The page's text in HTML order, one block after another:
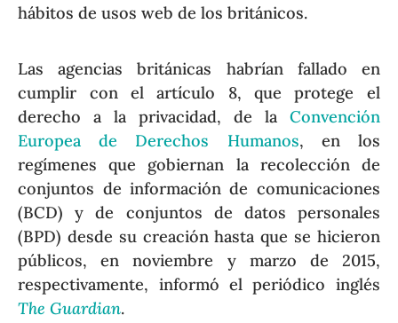
hábitos de usos web de los británicos.
Las agencias británicas habrían fallado en
cumplir con el artículo 8, que protege el
derecho a la privacidad, de la Convención
Europea de Derechos Humanos, en los
regímenes que gobiernan la recolección de
conjuntos de información de comunicaciones
(BCD) y de conjuntos de datos personales
(BPD) desde su creación hasta que se hicieron
públicos, en noviembre y marzo de 2015,
respectivamente, informó el periódico inglés
The Guardian.